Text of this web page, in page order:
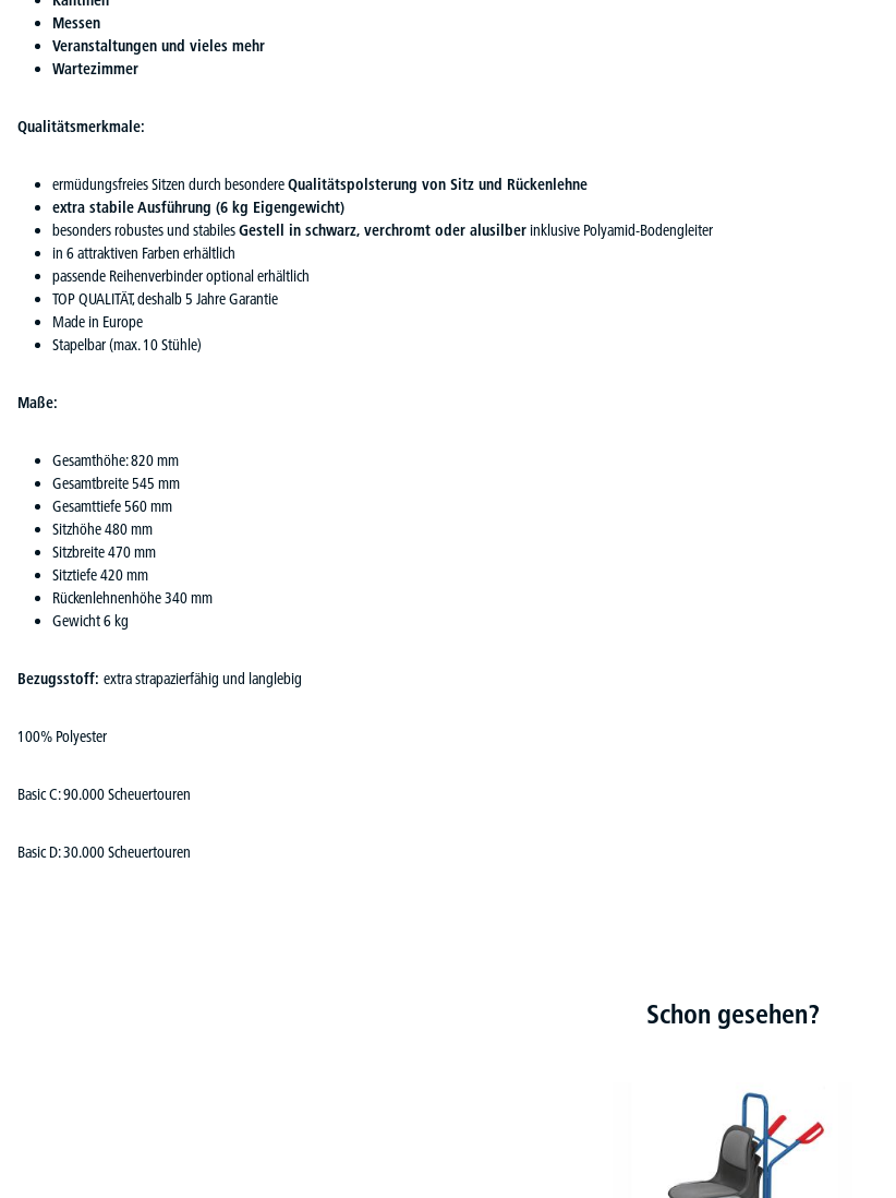
Messen
Veranstaltungen und vieles mehr
Wartezimmer
Qualitätsmerkmale:
ermüdungsfreies Sitzen durch besondereQualitätspolsterung von Sitz und Rückenlehne
extra stabile Ausführung (6 kg Eigengewicht)
besonders robustes und stabilesGestell in schwarz, verchromt oder alusilberinklusive Polyamid-Bodengleiter
in 6 attraktiven Farben erhältlich
passende Reihenverbinder optional erhältlich
TOP QUALITÄT, deshalb 5 Jahre Garantie
Made in Europe
Stapelbar (max. 10 Stühle)
Maße:
Gesamthöhe: 820 mm
Gesamtbreite 545 mm
Gesamttiefe 560 mm
Sitzhöhe 480 mm
Sitzbreite 470 mm
Sitztiefe 420 mm
Rückenlehnenhöhe 340 mm
Gewicht 6 kg
Bezugsstoff: extra strapazierfähig und langlebig
100% Polyester
Basic C: 90.000 Scheuertouren
Basic D: 30.000 Scheuertouren
Schon gesehen?